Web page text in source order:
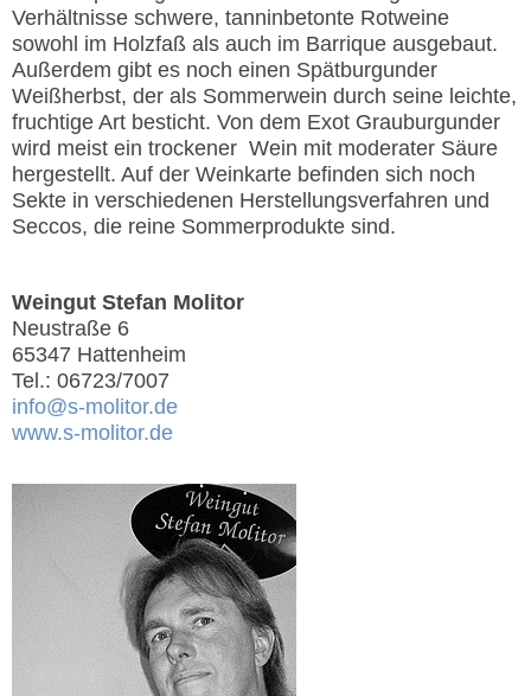
Verhältnisse schwere, tanninbetonte Rotweine
sowohl im Holzfaß als auch im Barrique ausgebaut.
Außerdem gibt es noch einen Spätburgunder
Weißherbst, der als Sommerwein durch seine leichte,
fruchtige Art besticht. Von dem Exot Grauburgunder
wird meist ein trockener Wein mit moderater Säure
hergestellt. Auf der Weinkarte befinden sich noch
Sekte in verschiedenen Herstellungsverfahren und
Seccos, die reine Sommerprodukte sind.
Weingut Stefan Molitor
Neustraße 6
65347 Hattenheim
Tel.: 06723/7007
info@s-molitor.de
www.s-molitor.de